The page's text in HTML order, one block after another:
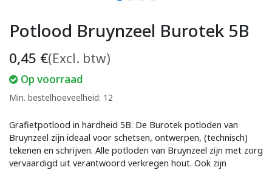
Potlood Bruynzeel Burotek 5B
0,45 €(Excl. btw)
Op voorraad
Min. bestelhoeveelheid: 12
Grafietpotlood in hardheid 5B. De Burotek potloden van
Bruynzeel zijn ideaal voor schetsen, ontwerpen, (technisch)
tekenen en schrijven. Alle potloden van Bruynzeel zijn met zorg
vervaardigd uit verantwoord verkregen hout. Ook zijn